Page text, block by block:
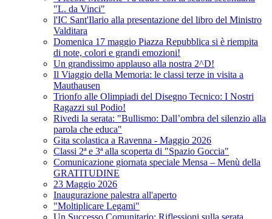
"L. da Vinci"
l'IC Sant'Ilario alla presentazione del libro del Ministro
Valditara
Domenica 17 maggio Piazza Repubblica si è riempita
di note, colori e grandi emozioni!
Un grandissimo applauso alla nostra 2^D!
Il Viaggio della Memoria: le classi terze in visita a
Mauthausen
Trionfo alle Olimpiadi del Disegno Tecnico: I Nostri
Ragazzi sul Podio!
Rivedi la serata: "Bullismo: Dall’ombra del silenzio alla
parola che educa"
Gita scolastica a Ravenna - Maggio 2026
Classi 2ª e 3ª alla scoperta di "Spazio Goccia"
Comunicazione giornata speciale Mensa – Menù della
GRATITUDINE
23 Maggio 2026
Inaugurazione palestra all'aperto
"Moltiplicare Legami"